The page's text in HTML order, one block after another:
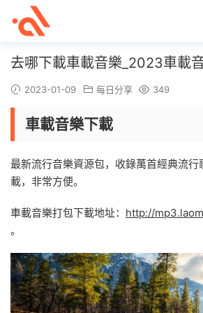
去哪下載車載音樂_2023車載
2023-01-09 每日分享 349
車載音樂下載
最新流行音樂資源包，收錄萬首經典流行
載，非常方便。
車載音樂打包下載地址： http://
。